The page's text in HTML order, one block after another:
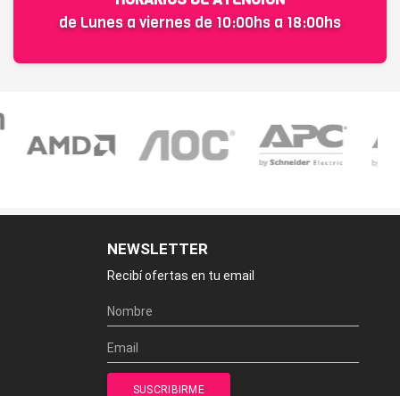
de Lunes a viernes de 10:00hs a 18:00hs
NEWSLETTER
Recibí ofertas en tu email